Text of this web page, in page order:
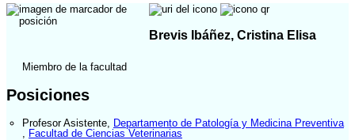
Brevis Ibáñez, Cristina Elisa
Miembro de la facultad
Posiciones
Profesor Asistente Departamento de Patología y Medicina Preventiva
Facultad de Ciencias Veterinarias